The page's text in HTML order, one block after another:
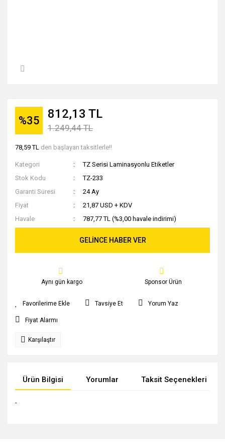
%35 812,13 TL
1.249,44 TL
78,59 TL den başlayan taksitlerle!!
Kategori
TZ Serisi Laminasyonlu Etiketler
Stok Kodu
TZ-233
Garanti Süresi
24 Ay
Fiyat
21,87 USD + KDV
Havale
787,77 TL (%3,00 havale indirimi)
GELİNCE HABER VER
Aynı gün kargo Sponsor Ürün
Tavsiye Et Yorum Yaz
Fiyat Alarmı
Karşılaştır
Ürün Bilgisi Yorumlar Taksit Seçenekleri
-